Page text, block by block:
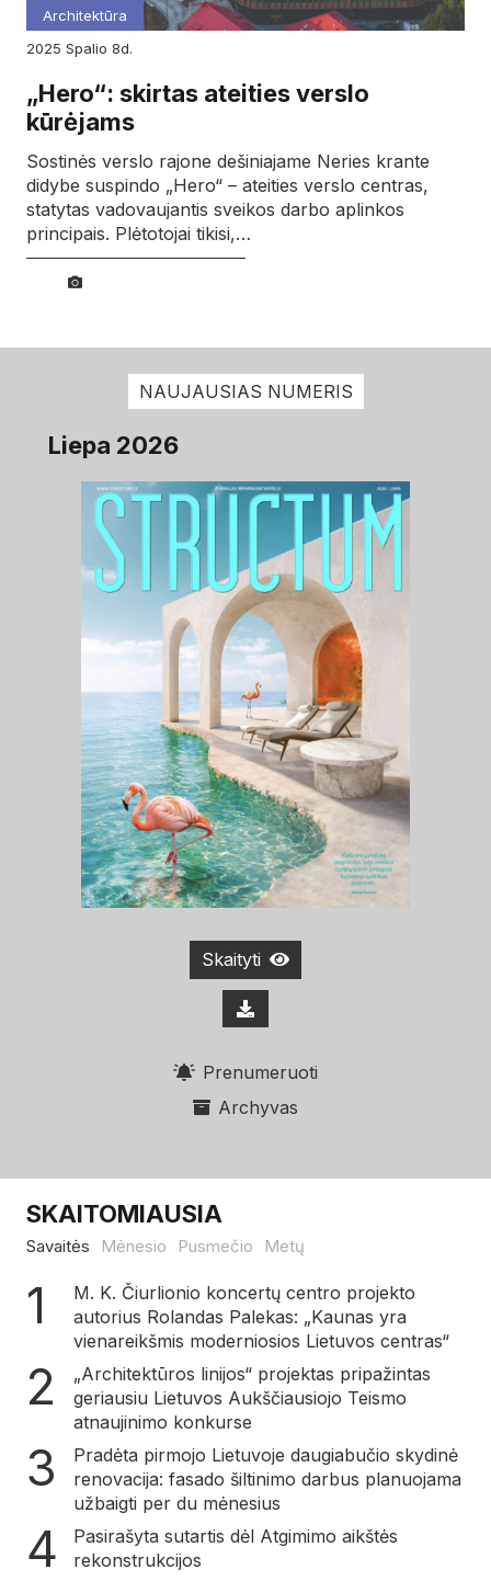
Architektūra
2025
spalio 8d.
„Hero“: skirtas ateities verslo
kūrėjams
Sostinės verslo rajone dešiniajame Neries krante
didybe suspindo „Hero“ – ateities verslo centras,
statytas vadovaujantis sveikos darbo aplinkos
principais. Plėtotojai tikisi,…
NAUJAUSIAS NUMERIS
Liepa 2026
Skaityti
Prenumeruoti
Archyvas
SKAITOMIAUSIA
Savaitės Mėnesio Pusmečio Metų
M. K. Čiurlionio koncertų centro projekto
autorius Rolandas Palekas: „Kaunas yra
vienareikšmis moderniosios Lietuvos centras“
„Architektūros linijos“ projektas pripažintas
geriausiu Lietuvos Aukščiausiojo Teismo
atnaujinimo konkurse
Pradėta pirmojo Lietuvoje daugiabučio skydinė
renovacija: fasado šiltinimo darbus planuojama
užbaigti per du mėnesius
Pasirašyta sutartis dėl Atgimimo aikštės
rekonstrukcijos